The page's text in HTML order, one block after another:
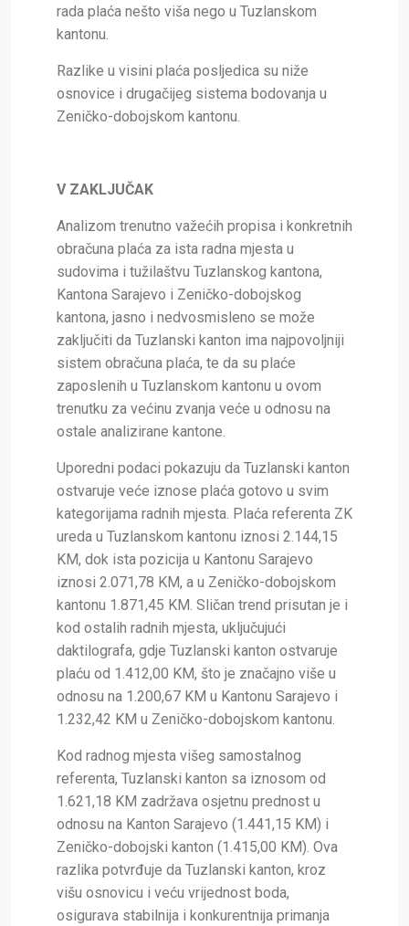
rada plaća nešto viša nego u Tuzlanskom
kantonu.
Razlike u visini plaća posljedica su niže
osnovice i drugačijeg sistema bodovanja u
Zeničko-dobojskom kantonu.
V ZAKLJUČAK
Analizom trenutno važećih propisa i konkretnih
obračuna plaća za ista radna mjesta u
sudovima i tužilaštvu Tuzlanskog kantona,
Kantona Sarajevo i Zeničko-dobojskog
kantona, jasno i nedvosmisleno se može
zaključiti da Tuzlanski kanton ima najpovoljniji
sistem obračuna plaća, te da su plaće
zaposlenih u Tuzlanskom kantonu u ovom
trenutku za većinu zvanja veće u odnosu na
ostale analizirane kantone.
Uporedni podaci pokazuju da Tuzlanski kanton
ostvaruje veće iznose plaća gotovo u svim
kategorijama radnih mjesta. Plaća referenta ZK
ureda u Tuzlanskom kantonu iznosi 2.144,15
KM, dok ista pozicija u Kantonu Sarajevo
iznosi 2.071,78 KM, a u Zeničko-dobojskom
kantonu 1.871,45 KM. Sličan trend prisutan je i
kod ostalih radnih mjesta, uključujući
daktilografa, gdje Tuzlanski kanton ostvaruje
plaću od 1.412,00 KM, što je značajno više u
odnosu na 1.200,67 KM u Kantonu Sarajevo i
1.232,42 KM u Zeničko-dobojskom kantonu.
Kod radnog mjesta višeg samostalnog
referenta, Tuzlanski kanton sa iznosom od
1.621,18 KM zadržava osjetnu prednost u
odnosu na Kanton Sarajevo (1.441,15 KM) i
Zeničko-dobojski kanton (1.415,00 KM). Ova
razlika potvrđuje da Tuzlanski kanton, kroz
višu osnovicu i veću vrijednost boda,
osigurava stabilnija i konkurentnija primanja